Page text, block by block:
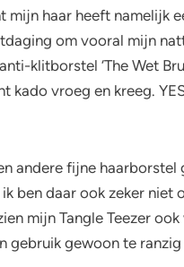
mijn haar heeft namelijk
om vooral mijn
klitborstel ‘The Wet
kado vroeg en kreeg.
andere fijne haarborstel
ben daar ook zeker
mijn Tangle Teezer
gebruik gewoon te